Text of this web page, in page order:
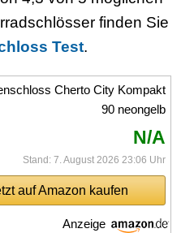
finden Sie
Test.
Cherto City Kompakt
90 neongelb
N/A
Stand: 7. August 2026 23:06 Uhr
auf Amazon kaufen
Anzeige